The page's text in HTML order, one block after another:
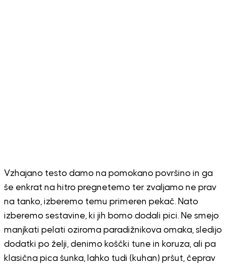
Vzhajano testo damo na pomokano površino in ga
še enkrat na hitro pregnetemo ter zvaljamo ne prav
na tanko, izberemo temu primeren pekač. Nato
izberemo sestavine, ki jih bomo dodali pici. Ne smejo
manjkati pelati oziroma paradižnikova omaka, sledijo
dodatki po želji, denimo koščki tune in koruza, ali pa
klasična pica šunka, lahko tudi (kuhan) pršut, čeprav